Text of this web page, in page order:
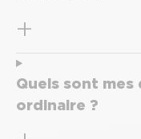
Quels sont
ordinaire ?